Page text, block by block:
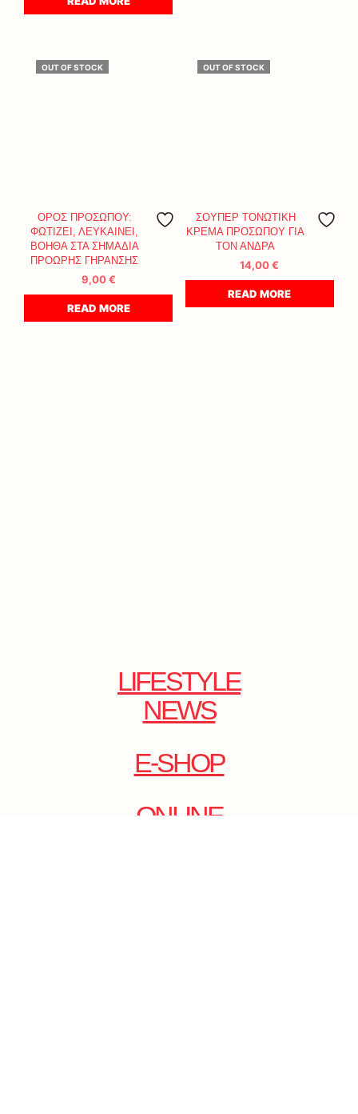
OUT OF STOCK
ΟΡΟΣ ΠΡΟΣΩΠΟΥ:
ΦΩΤΙΖΕΙ, ΛΕΥΚΑΙΝΕΙ,
ΒΟΗΘΑ ΣΤΑ ΣΗΜΑΔΙΑ
ΠΡΟΩΡΗΣ ΓΗΡΑΝΣΗΣ
9,00€
READ MORE
OUT OF STOCK
ΣΟΥΠΕΡ ΤΟΝΩΤΙΚΗ
ΚΡΕΜΑ ΠΡΟΣΩΠΟΥ ΓΙΑ
ΤΟΝ ΑΝΔΡΑ
14,00€
READ MORE
LIFESTYLE
NEWS
E-SHOP
ONLINE